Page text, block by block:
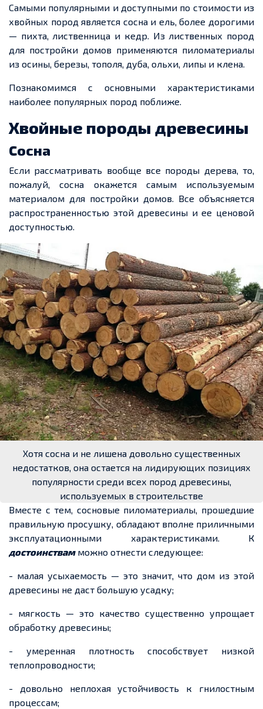
Самыми популярными и доступными по стоимости из
хвойных пород является сосна и ель, более дорогими
— пихта, лиственница и кедр. Из лиственных пород
для постройки домов применяются пиломатериалы
из осины, березы, тополя, дуба, ольхи, липы и клена.
Познакомимся с основными характеристиками
наиболее популярных пород поближе.
Хвойные породы древесины
Сосна
Если рассматривать вообще все породы дерева, то,
пожалуй, сосна окажется самым используемым
материалом для постройки домов. Все объясняется
распространенностью этой древесины и ее ценовой
доступностью.
Хотя сосна и не лишена довольно существенных
недостатков, она остается на лидирующих позициях
популярности среди всех пород древесины,
используемых в строительстве
Вместе с тем, сосновые пиломатериалы, прошедшие
правильную просушку, обладают вполне приличными
эксплуатационными характеристиками. К
достоинствамможно отнести следующее:
- малая усыхаемость — это значит, что дом из этой
древесины не даст большую усадку;
- мягкость — это качество существенно упрощает
обработку древесины;
- умеренная плотность способствует низкой
теплопроводности;
- довольно неплохая устойчивость к гнилостным
процессам;